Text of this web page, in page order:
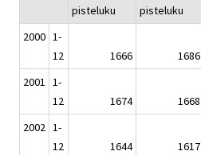
pisteluku
pisteluku
2000 1-
12
1666 1686
2001 1-
12
1674 1668
2002 1-
12
1644 1617